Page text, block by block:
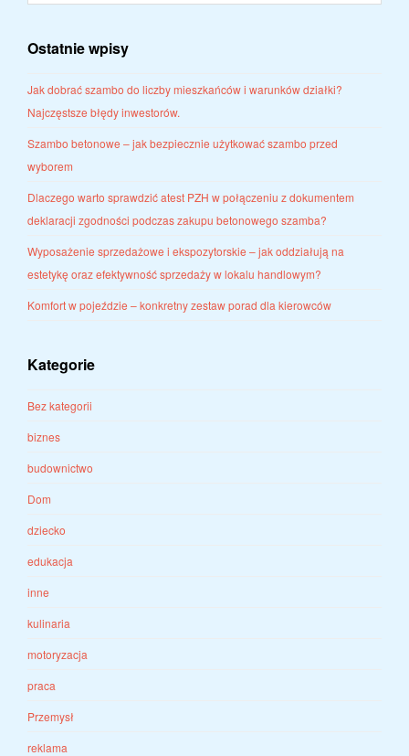
Ostatnie wpisy
Jak dobrać szambo do liczby mieszkańców i warunków działki?
Najczęstsze błędy inwestorów.
Szambo betonowe – jak bezpiecznie użytkować szambo przed
wyborem
Dlaczego warto sprawdzić atest PZH w połączeniu z dokumentem
deklaracji zgodności podczas zakupu betonowego szamba?
Wyposażenie sprzedażowe i ekspozytorskie – jak oddziałują na
estetykę oraz efektywność sprzedaży w lokalu handlowym?
Komfort w pojeździe – konkretny zestaw porad dla kierowców
Kategorie
Bez kategorii
biznes
budownictwo
Dom
dziecko
edukacja
inne
kulinaria
motoryzacja
praca
Przemysł
reklama